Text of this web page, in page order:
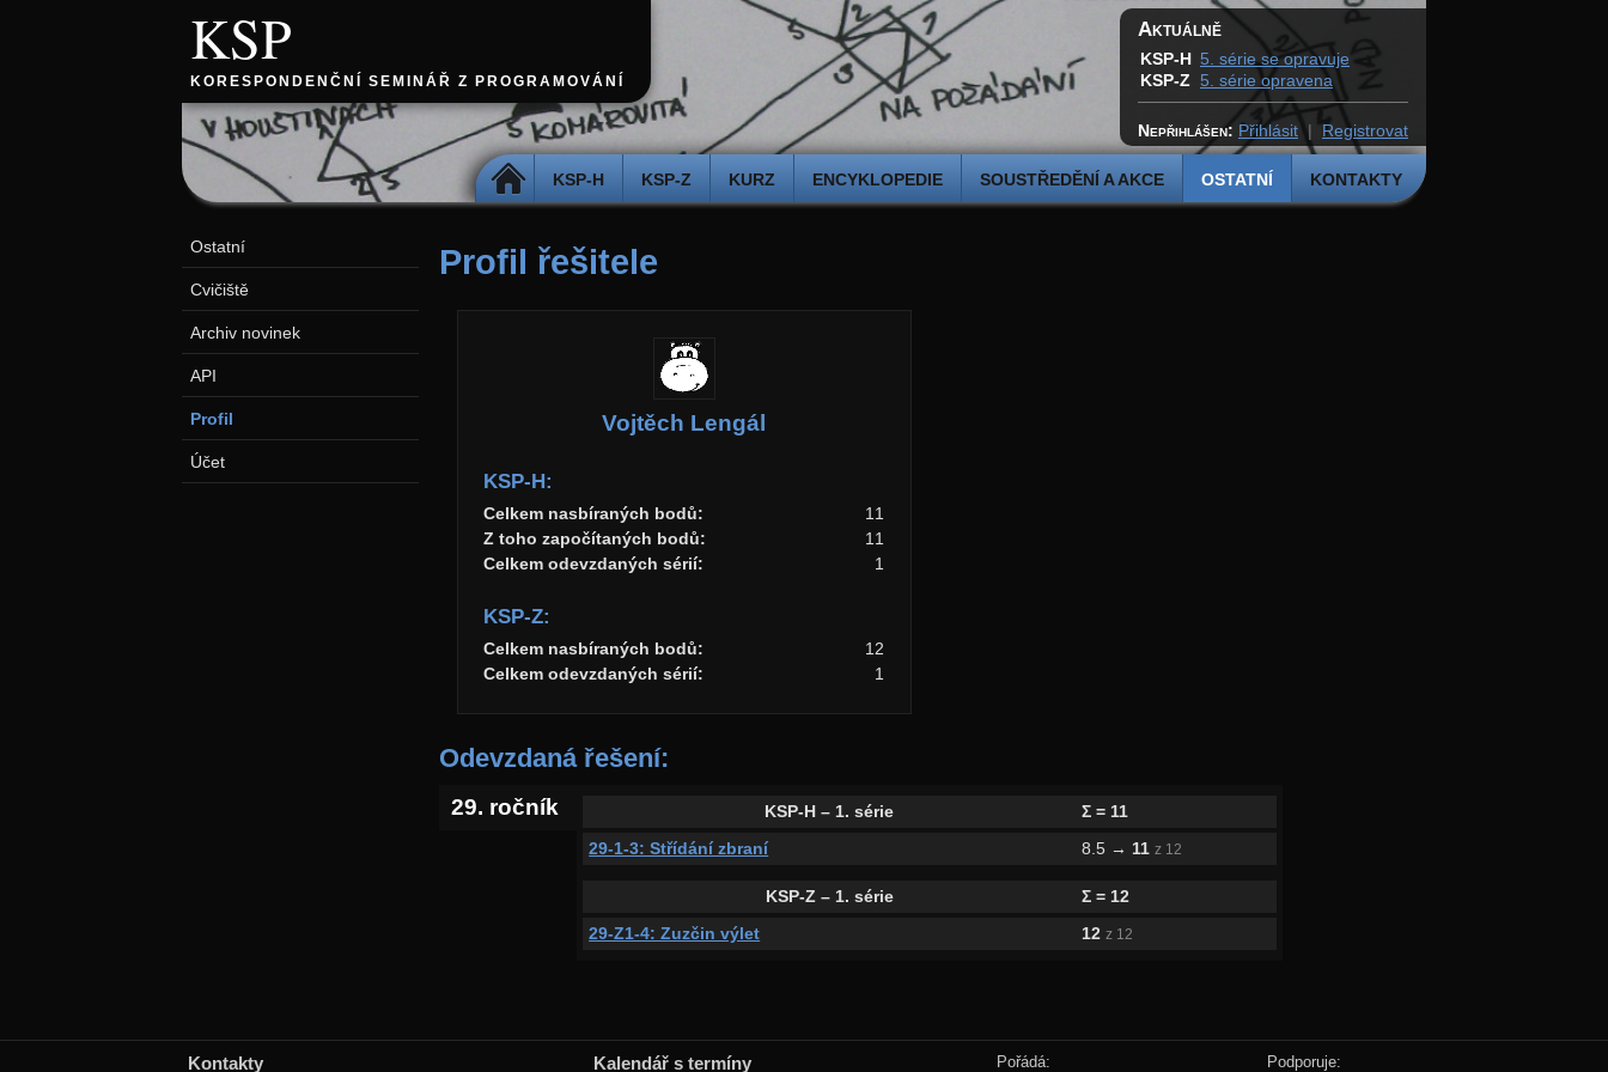
KSP
KORESPONDENČNÍ SEMINÁŘ Z PROGRAMOVÁNÍ
DOMŮ KSP-H KSP-Z KURZ ENCYKLOPEDIE SOUSTŘEDĚNÍ A AKCE OSTATNÍ KONTAKTY
Aktuálně
KSP-H 5. série se opravuje
KSP-Z 5. série opravena
Nepřihlášen: Přihlásit | Registrovat
Profil řešitele
Vojtěch Lengál
KSP-H:
Celkem nasbíraných bodů:
11
Z toho započítaných bodů:
11
Celkem odevzdaných sérií:
1
KSP-Z:
Celkem nasbíraných bodů:
12
Celkem odevzdaných sérií:
1
Odevzdaná řešení:
29. ročník KSP-H – 1. série
Σ = 11
29-1-3: Střídání zbraní
8.5 →11 z 12
KSP-Z – 1. série
Σ = 12
29-Z1-4: Zuzčin výlet
12 z 12
Ostatní
Cvičiště
Archiv novinek
API
Profil
Účet
Kontakty Kalendář s termíny Pořádá: Podporuje: